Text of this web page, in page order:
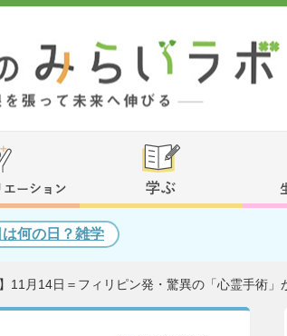
何の日？雑学
11月14日＝フィリピン発・驚異の「心霊手術